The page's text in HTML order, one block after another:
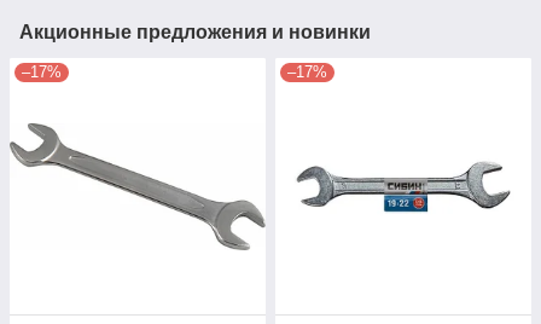
Акционные предложения и новинки
–17% –17%